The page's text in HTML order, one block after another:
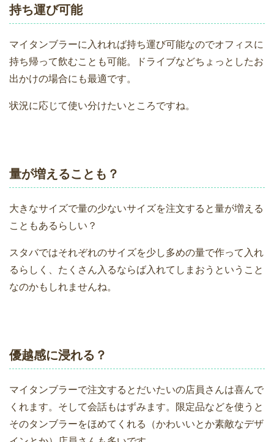
持ち運び可能
マイタンブラーに入れれば持ち運び可能なのでオフィスに
持ち帰って飲むことも可能。ドライブなどちょっとしたお
出かけの場合にも最適です。
状況に応じて使い分けたいところですね。
量が増えることも？
大きなサイズで量の少ないサイズを注文すると量が増える
こともあるらしい？
スタバではそれぞれのサイズを少し多めの量で作って入れ
るらしく、たくさん入るならば入れてしまおうということ
なのかもしれませんね。
優越感に浸れる？
マイタンブラーで注文するとだいたいの店員さんは喜んで
くれます。そして会話もはずみます。限定品などを使うと
そのタンブラーをほめてくれる（かわいいとか素敵なデザ